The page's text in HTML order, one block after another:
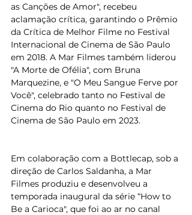
as Canções de Amor", recebeu
aclamação crítica, garantindo o Prêmio
da Crítica de Melhor Filme no Festival
Internacional de Cinema de São Paulo
em 2018. A Mar Filmes também liderou
"A Morte de Ofélia", com Bruna
Marquezine, e "O Meu Sangue Ferve por
Você", celebrado tanto no Festival de
Cinema do Rio quanto no Festival de
Cinema de São Paulo em 2023.
Em colaboração com a Bottlecap, sob a
direção de Carlos Saldanha, a Mar
Filmes produziu e desenvolveu a
temporada inaugural da série “How to
Be a Carioca", que foi ao ar no canal